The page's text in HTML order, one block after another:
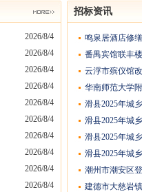
2026/8/4
2026/8/4
2026/8/4
2026/8/4
2026/8/4
2026/8/4
2026/8/4
2026/8/4
2026/8/4
2026/8/4
招标资讯
鸣泉居酒店修
番禺宾馆联丰
云浮市殡仪馆
华南师范大学
滑县2025年城
滑县2025年城
滑县2025年城
滑县2025年城
潮州市潮安区
建德市大慈岩